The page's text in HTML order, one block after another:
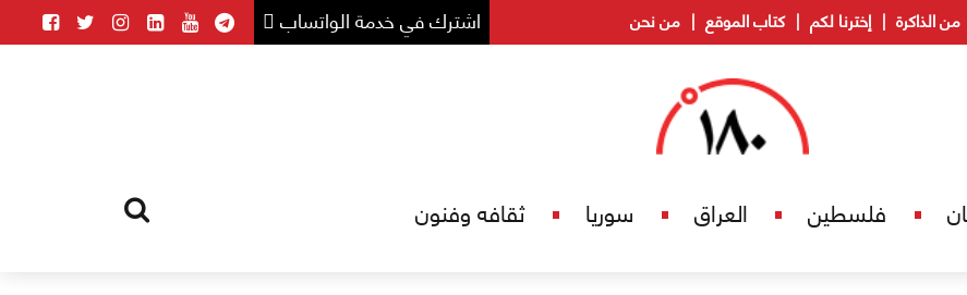
اشترك في خدمة الواتساب من الذاكرة إخترنا لكم كتاب الموقع من نحن
فلسطين العراق سوريا ثقافه وفنون